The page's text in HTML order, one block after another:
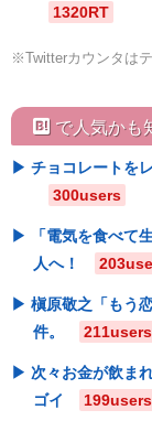
1320RT
※Twitterカウンタは
hatebu で人気かも
チョコレートを
300users
「電気を食べて
人へ！
槇原敬之「もう
件。
211users
次々お金が飲ま
ゴイ
199users